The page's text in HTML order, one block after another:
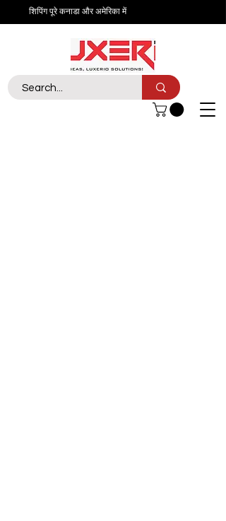
शिपिंग पूरे कनाडा और अमेरिका में